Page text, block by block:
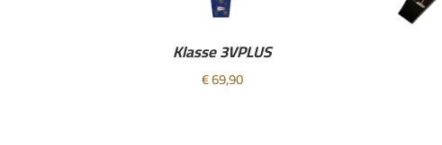
Klasse 3VPLUS
€69,90